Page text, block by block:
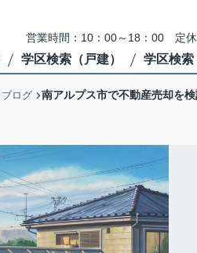
営業時間：10：00～18：00 定
学区検索（戸建） 学区検索
ブログ 南アルプス市で不動産売却を